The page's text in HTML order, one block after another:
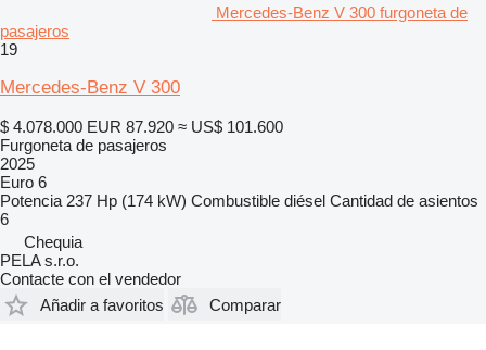
Mercedes-Benz V 300 furgoneta de
pasajeros
19
Mercedes-Benz V 300
$ 4.078.000 EUR 87.920 ≈ US$ 101.600
Furgoneta de pasajeros
2025
Euro 6
Potencia 237 Hp (174 kW) Combustible diésel Cantidad de asientos
6
Chequia
PELA s.r.o.
Contacte con el vendedor
Añadir a favoritos
Comparar